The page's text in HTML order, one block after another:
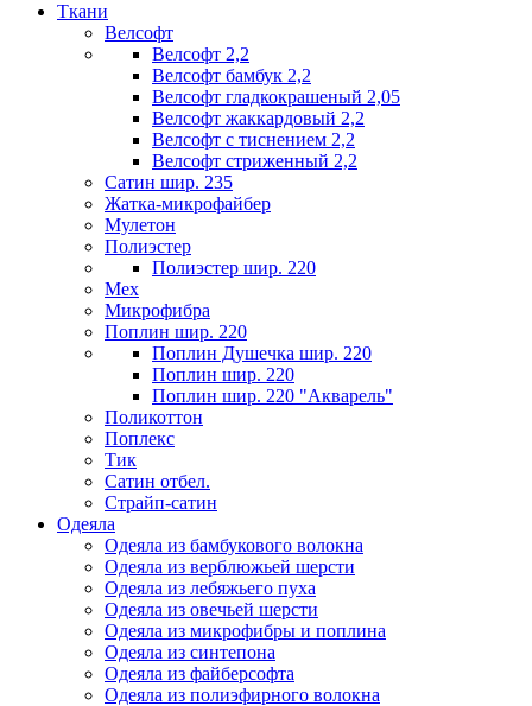
Ткани
Велсофт
Велсофт 2,2
Велсофт бамбук 2,2
Велсофт гладкокрашеный 2,05
Велсофт жаккардовый 2,2
Велсофт с тиснением 2,2
Велсофт стриженный 2,2
Сатин шир. 235
Жатка-микрофайбер
Мулетон
Полиэстер
Полиэстер шир. 220
Мех
Микрофибра
Поплин шир. 220
Поплин Душечка шир. 220
Поплин шир. 220
Поплин шир. 220 "Акварель"
Поликоттон
Поплекс
Тик
Сатин отбел.
Страйп-сатин
Одеяла
Одеяла из бамбукового волокна
Одеяла из верблюжьей шерсти
Одеяла из лебяжьего пуха
Одеяла из овечьей шерсти
Одеяла из микрофибры и поплина
Одеяла из синтепона
Одеяла из файберсофта
Одеяла из полиэфирного волокна